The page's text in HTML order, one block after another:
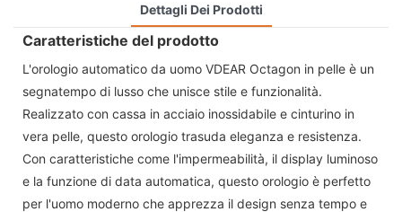
Dettagli Dei Prodotti
Caratteristiche del prodotto
L'orologio automatico da uomo VDEAR Octagon in pelle è un
segnatempo di lusso che unisce stile e funzionalità.
Realizzato con cassa in acciaio inossidabile e cinturino in
vera pelle, questo orologio trasuda eleganza e resistenza.
Con caratteristiche come l'impermeabilità, il display luminoso
e la funzione di data automatica, questo orologio è perfetto
per l'uomo moderno che apprezza il design senza tempo e